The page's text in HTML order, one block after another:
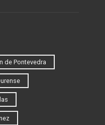
de Pontevedra